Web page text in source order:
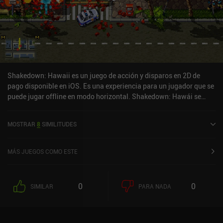
Shakedown: Hawaii es un juego de acción y disparos en 2D de
pago disponible en iOS. Es una experiencia para un jugador que se
puede jugar offline en modo horizontal. Shakedown: Hawái se
MOSTRAR 8 SIMILITUDES
MÁS JUEGOS COMO ESTE
SIMILAR 0 PARA NADA 0